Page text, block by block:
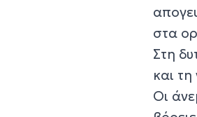
στα
Στη
και τη
Οι